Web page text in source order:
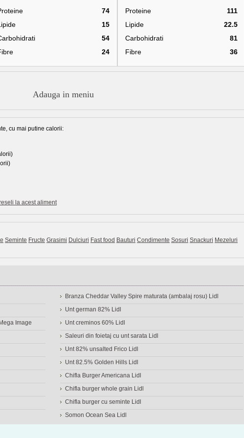
74
15
54
24
Proteine
111
Lipide
22.5
Carbohidrati
81
Fibre
36
Adauga in meniu
cu mai putine calorii:
la acest aliment
Seminte Fructe Grasimi Dulciuri Fast food Bauturi Condimente Sosuri Snackuri Mezeluri
Image
Branza Cheddar Valley Spire maturata (ambalaj rosu) Lidl
Unt german 82% Lidl
Unt creminos 60% Lidl
Saleuri din foietaj cu unt sarata Lidl
Unt 82% unsalted Frico Lidl
Unt 82.5% Golden Hills Lidl
Chifla Burger Americana Lidl
Chifla burger whole grain Lidl
Chifla burger cu seminte Lidl
Somon Ocean Sea Lidl